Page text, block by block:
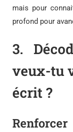
mais pour
profond pour
3.
veux-tu
écrit ?